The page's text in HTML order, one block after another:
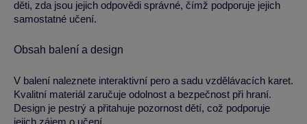
děti, zda jsou jejich odpovědi správné, čímž podporuje jejich
samostatné učení.
Obsah balení a design
V balení naleznete interaktivní pero a sadu vzdělávacích karet.
Kvalitní materiál zaručuje odolnost a bezpečnost při hraní.
Design je pestrý a přitahuje pozornost dětí, což podporuje
jejich zájem o učení.